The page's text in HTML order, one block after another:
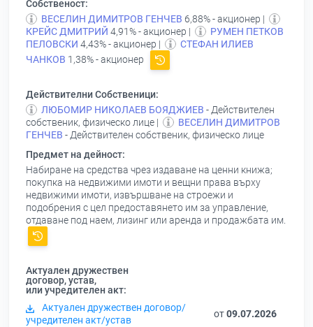
Собственост:
ВЕСЕЛИН ДИМИТРОВ ГЕНЧЕВ 6,88% - акционер |
КРЕЙС ДМИТРИЙ 4,91% - акционер |
РУМЕН ПЕТКОВ
ПЕЛОВСКИ 4,43% - акционер |
СТЕФАН ИЛИЕВ
ЧАНКОВ 1,38% - акционер
Действителни Собственици:
ЛЮБОМИР НИКОЛАЕВ БОЯДЖИЕВ - Действителен
собственик, физическо лице |
ВЕСЕЛИН ДИМИТРОВ
ГЕНЧЕВ - Действителен собственик, физическо лице
Предмет на дейност:
Набиране на средства чрез издаване на ценни книжа;
покупка на недвижими имоти и вещни права върху
недвижими имоти, извършване на строежи и
подобрения с цел предоставянето им за управление,
отдаване под наем, лизинг или аренда и продажбата им.
Актуален дружествен
договор, устав,
или учредителен акт:
Актуален дружествен договор/
учредителен акт/устав
от09.07.2026